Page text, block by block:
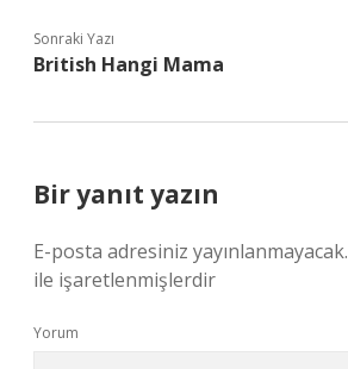
Sonraki Yazı
British Hangi Mama
Bir yanıt yazın
E-posta adresiniz yayınlanmayacak.
ile işaretlenmişlerdir
Yorum